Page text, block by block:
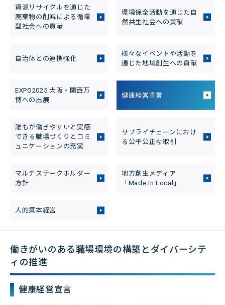
お問い合わせ
オンラインショップ
資源リサイクルを通じた
廃棄物の削減による循環
型社会への貢献
環境保全活動を通じた自
然共生社会への貢献
自治体との連携強化
様々なイベントや活動を
通じた地域創生への貢献
EXPO2025 大阪・関西万
博への出展
健康経営宣言
誰もが働きやすいと実感
できる職場づくりとコミ
ュニケーションの充実
サプライチェーンにおけ
る公平公正な取引
マルチステークホルダー
方針
地方創生メディア
「Made In Local」
人的資本経営
働きがいのある職場環境の構築とダイバーシテ
ィの推進
健康経営宣言